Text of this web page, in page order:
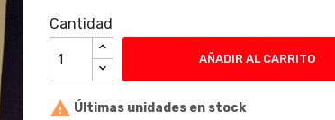
Cantidad
AÑADIR AL CARRITO
 Últimas unidades en stock